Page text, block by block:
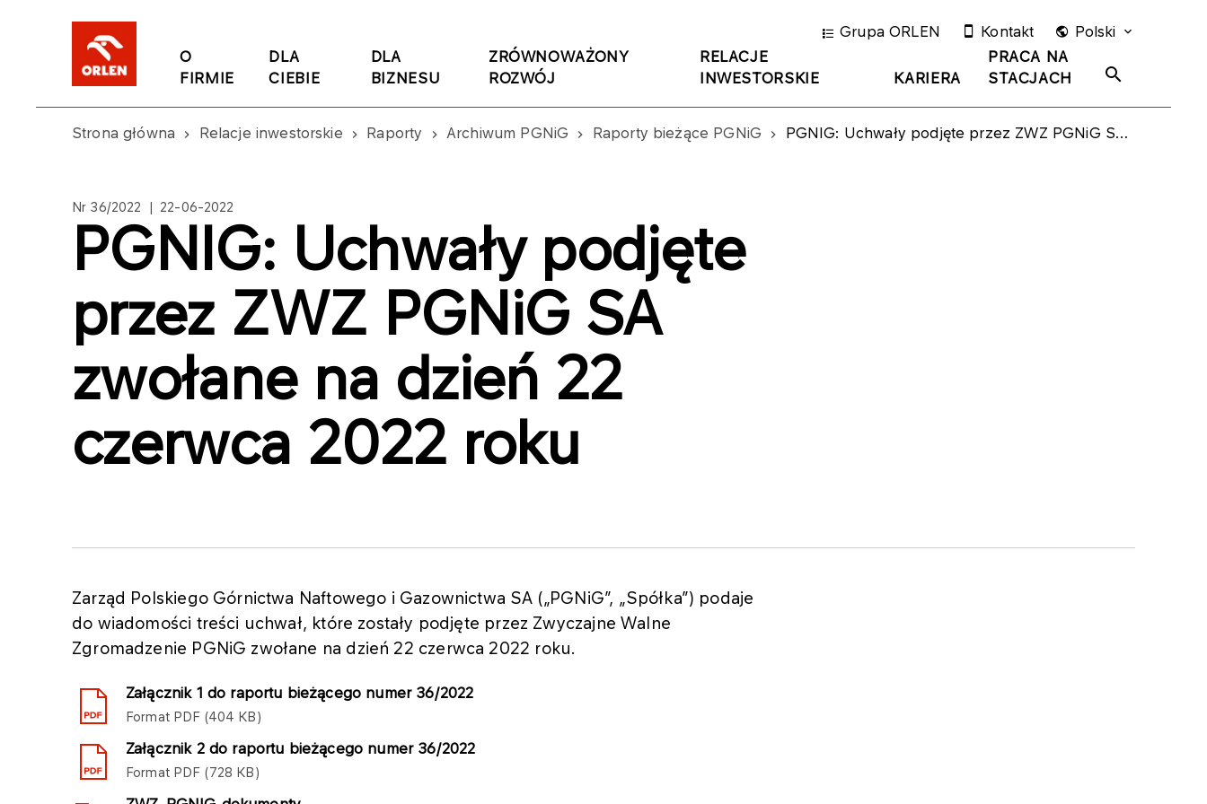
O
FIRMIE
DLA
CIEBIE
DLA
BIZNESU
ZRÓWNOWAŻONY
ROZWÓJ
RELACJE
INWESTORSKIE
KARIERA
PRACA NA
STACJACH
Grupa ORLEN Kontakt Polski
Strona główna Relacje inwestorskie Raporty Archiwum PGNiG Raporty bieżące PGNiG PGNIG: Uchwały podjęte przez ZWZ PGNiG SA zwołane na dzień 22 czerwca 2022 roku
Nr 36/2022 | 22-06-2022
PGNIG: Uchwały podjęte
przez ZWZ PGNiG SA
zwołane na dzień 22
czerwca 2022 roku
Zarząd Polskiego Górnictwa Naftowego i Gazownictwa SA („PGNiG”, „Spółka”) podaje
do wiadomości treści uchwał, które zostały podjęte przez Zwyczajne Walne
Zgromadzenie PGNiG zwołane na dzień 22 czerwca 2022 roku.
Załącznik 1 do raportu bieżącego numer 36/2022
Format PDF 404 KB
Załącznik 2 do raportu bieżącego numer 36/2022
Format PDF 728 KB